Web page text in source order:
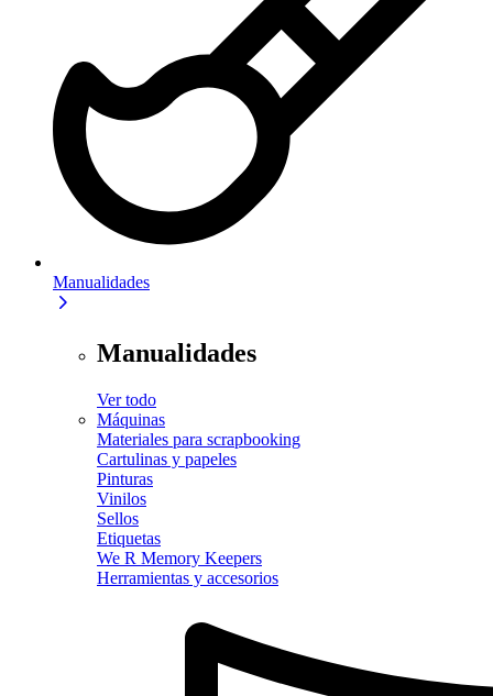
Manualidades
Manualidades
Ver todo
Máquinas
Materiales para scrapbooking
Cartulinas y papeles
Pinturas
Vinilos
Sellos
Etiquetas
We R Memory Keepers
Herramientas y accesorios